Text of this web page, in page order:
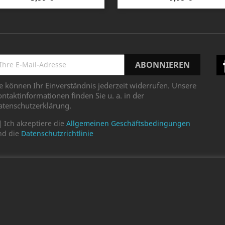
können Ihr Einverständnis jederzeit widerrufen. Unsere
finden Sie u. a. in der
Ich akzeptiere die Allgemeinen Geschäftsbedingungen
die Datenschutzrichtlinie